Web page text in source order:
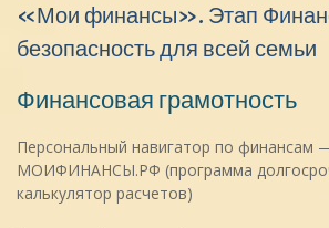
«Мои финансы». Этап
безопасность для всей семьи
Финансовая грамотность
Персональный навигатор по финансам
МОИФИНАНСЫ.РФ (программа
калькулятор расчетов)